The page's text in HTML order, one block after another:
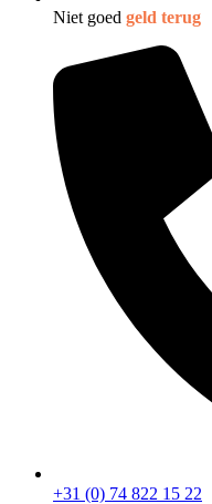
Niet goed geld terug
+31 (0) 74 822 15 22